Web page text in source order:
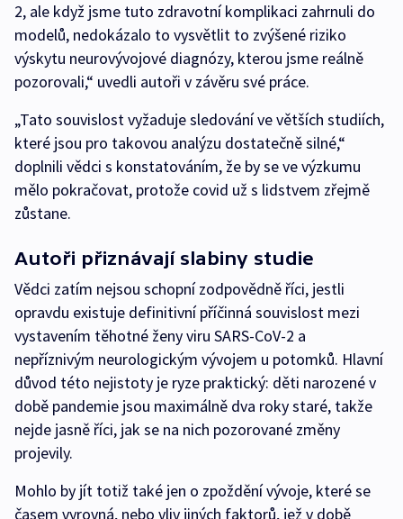
2, ale když jsme tuto zdravotní komplikaci zahrnuli do
modelů, nedokázalo to vysvětlit to zvýšené riziko
výskytu neurovývojové diagnózy, kterou jsme reálně
pozorovali,“ uvedli autoři v závěru své práce.
„Tato souvislost vyžaduje sledování ve větších studiích,
které jsou pro takovou analýzu dostatečně silné,“
doplnili vědci s konstatováním, že by se ve výzkumu
mělo pokračovat, protože covid už s lidstvem zřejmě
zůstane.
Autoři přiznávají slabiny studie
Vědci zatím nejsou schopní zodpovědně říci, jestli
opravdu existuje definitivní příčinná souvislost mezi
vystavením těhotné ženy viru SARS-CoV-2 a
nepříznivým neurologickým vývojem u potomků. Hlavní
důvod této nejistoty je ryze praktický: děti narozené v
době pandemie jsou maximálně dva roky staré, takže
nejde jasně říci, jak se na nich pozorované změny
projevily.
Mohlo by jít totiž také jen o zpoždění vývoje, které se
časem vyrovná, nebo vliv jiných faktorů, jež v době